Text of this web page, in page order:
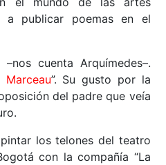
a publicar poemas en el
cuenta Arquímedes–.
Marceau”. Su gusto por la
del padre que veía
los telones del teatro
con la compañía “La